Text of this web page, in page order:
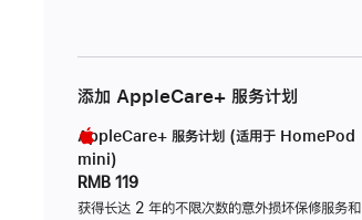
添加 AppleCare+ 服务计划
AppleCare+ 服务计划 (适用于 HomePod
mini)
RMB 119
获得长达 2 年的不限次数的意外损坏保修服务和